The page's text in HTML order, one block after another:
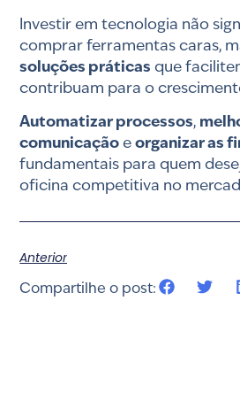
Investir em tecnologia não
comprar ferramentas caras,
soluções práticas que
contribuam para o
Automatizar processos,
comunicação eorganizar as
fundamentais para quem
oficina competitiva no
Anterior
Compartilhe o post: